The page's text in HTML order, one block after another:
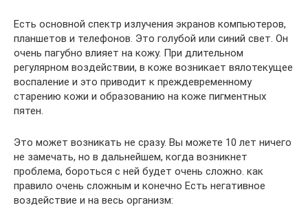
Есть основной спектр излучения экранов компьютеров,
планшетов и телефонов. Это голубой или синий свет. Он
очень пагубно влияет на кожу. При длительном
регулярном воздействии, в коже возникает вялотекущее
воспаление и это приводит к преждевременному
старению кожи и образованию на коже пигментных
пятен.
Это может возникать не сразу. Вы можете 10 лет ничего
не замечать, но в дальнейшем, когда возникнет
проблема, бороться с ней будет очень сложно. как
правило очень сложным и конечно Есть негативное
воздействие и на весь организм: